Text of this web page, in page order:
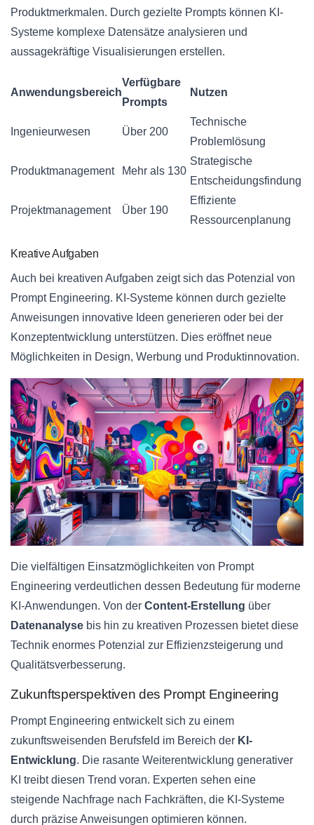
Produktmerkmalen. Durch gezielte Prompts können KI-
Systeme komplexe Datensätze analysieren und
aussagekräftige Visualisierungen erstellen.
Anwendungsbereich
Verfügbare
Prompts
Nutzen
Ingenieurwesen Über 200
Technische
Problemlösung
Produktmanagement Mehr als 130
Strategische
Entscheidungsfindung
Projektmanagement Über 190
Effiziente
Ressourcenplanung
Kreative Aufgaben
Auch bei kreativen Aufgaben zeigt sich das Potenzial von
Prompt Engineering. KI-Systeme können durch gezielte
Anweisungen innovative Ideen generieren oder bei der
Konzeptentwicklung unterstützen. Dies eröffnet neue
Möglichkeiten in Design, Werbung und Produktinnovation.
Die vielfältigen Einsatzmöglichkeiten von Prompt
Engineering verdeutlichen dessen Bedeutung für moderne
KI-Anwendungen. Von der Content-Erstellung über
Datenanalyse bis hin zu kreativen Prozessen bietet diese
Technik enormes Potenzial zur Effizienzsteigerung und
Qualitätsverbesserung.
Zukunftsperspektiven des Prompt Engineering
Prompt Engineering entwickelt sich zu einem
zukunftsweisenden Berufsfeld im Bereich der KI-
Entwicklung. Die rasante Weiterentwicklung generativer
KI treibt diesen Trend voran. Experten sehen eine
steigende Nachfrage nach Fachkräften, die KI-Systeme
durch präzise Anweisungen optimieren können.